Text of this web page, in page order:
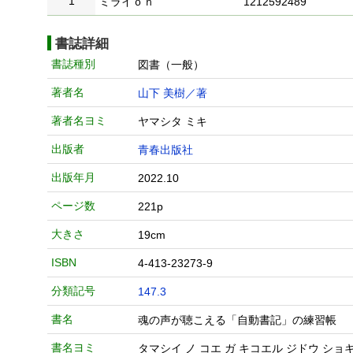
書誌詳細
書誌種別 図書（一般）
著者名 山下 美樹／著
著者名ヨミ ヤマシタ ミキ
出版者 青春出版社
出版年月 2022.10
ページ数 221p
大きさ 19cm
ISBN 4-413-23273-9
分類記号 147.3
書名 魂の声が聴こえる「自動書記」の練習帳
書名ヨミ タマシイ ノ コエ ガ キコエル ジドウ ショ